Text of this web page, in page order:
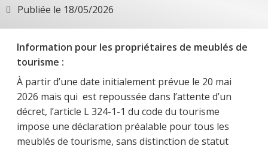
Publiée le 18/05/2026
Information pour les propriétaires de meublés de
tourisme :
À partir d’une date initialement prévue le 20 mai
2026 mais qui est repoussée dans l’attente d’un
décret, l’article L 324-1-1 du code du tourisme
impose une déclaration préalable pour tous les
meublés de tourisme, sans distinction de statut